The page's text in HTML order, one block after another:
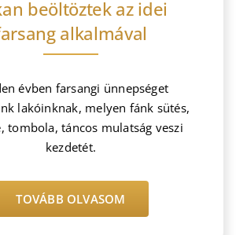
beöltöztek az idei
alkalmával
évben farsangi ünnepséget
lakóinknak, melyen fánk sütés,
tombola, táncos mulatság veszi
kezdetét.
TOVÁBB OLVASOM